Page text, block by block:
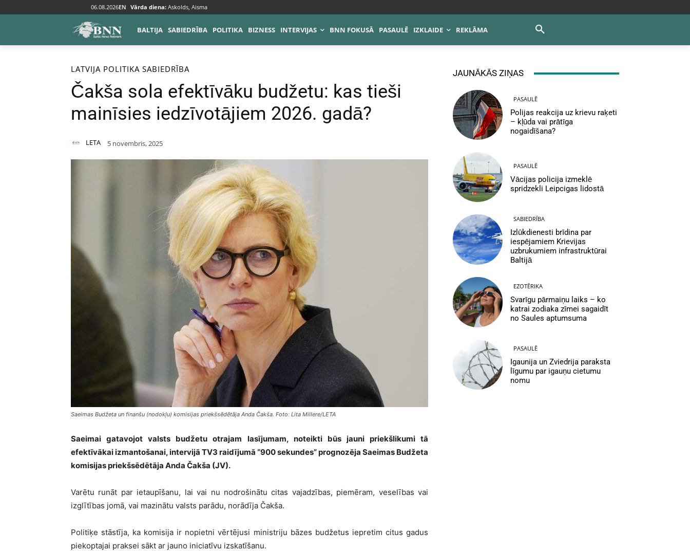
06.08.2026EN Vārda diena: Askolds, Aisma
BALTIJA SABIEDRĪBA POLITIKA BIZNESS INTERVIJAS BNN FOKUSĀ PASAULĒ IZKLAIDE REKLĀMA
Sākums Baltija Latvija
LATVIJA POLITIKA SABIEDRĪBA
Čakša sola efektīvāku budžetu: kas tieši
mainīsies iedzīvotājiem 2026. gadā?
LETA 5 novembris, 2025
Saeimas Budžeta un finanšu (nodokļu) komisijas priekšsēdētāja Anda Čakša. Foto: Lita Millere/LETA
Saeimai gatavojot valsts budžetu otrajam lasījumam, noteikti būs jauni priekšlikumi tā
efektīvākai izmantošanai, intervijā TV3 raidījumā “900 sekundes” prognozēja Saeimas Budžeta
komisijas priekšsēdētāja Anda Čakša (JV).
Varētu runāt par ietaupīšanu, lai vai nu nodrošinātu citas vajadzības, piemēram, veselības vai
izglītības jomā, vai mazinātu valsts parādu, norādīja Čakša.
Politiķe stāstīja, ka komisija ir nopietni vērtējusi ministriju bāzes budžetus iepretim citus gadus
piekoptajai praksei sākt ar jauno iniciatīvu izskatīšanu.
JAUNĀKĀS ZIŅAS
PASAULĒ
Polijas reakcija uz krievu raķeti
– kļūda vai prātīga
nogaidīšana?
PASAULĒ
Vācijas policija izmeklē
spridzekli Leipcigas lidostā
SABIEDRĪBA
Izlūkdienesti brīdina par
iespējamiem Krievijas
uzbrukumiem infrastruktūrai
Baltijā
EZOTĒRIKA
Svarīgu pārmaiņu laiks – ko
katrai zodiaka zīmei sagaidīt
no Saules aptumsuma
PASAULĒ
Igaunija un Zviedrija paraksta
līgumu par igauņu cietumu
nomu